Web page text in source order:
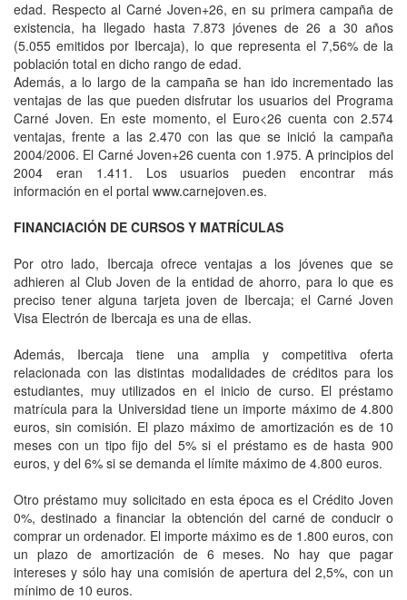
edad. Respecto al Carné Joven+26, en su primera campaña de
existencia, ha llegado hasta 7.873 jóvenes de 26 a 30 años
(5.055 emitidos por Ibercaja), lo que representa el 7,56% de la
población total en dicho rango de edad.
Además, a lo largo de la campaña se han ido incrementado las
ventajas de las que pueden disfrutar los usuarios del Programa
Carné Joven. En este momento, el Euro<26 cuenta con 2.574
ventajas, frente a las 2.470 con las que se inició la campaña
2004/2006. El Carné Joven+26 cuenta con 1.975. A principios del
2004 eran 1.411. Los usuarios pueden encontrar más
información en el portal www.carnejoven.es.
FINANCIACIÓN DE CURSOS Y MATRÍCULAS
Por otro lado, Ibercaja ofrece ventajas a los jóvenes que se
adhieren al Club Joven de la entidad de ahorro, para lo que es
preciso tener alguna tarjeta joven de Ibercaja; el Carné Joven
Visa Electrón de Ibercaja es una de ellas.
Además, Ibercaja tiene una amplia y competitiva oferta
relacionada con las distintas modalidades de créditos para los
estudiantes, muy utilizados en el inicio de curso. El préstamo
matrícula para la Universidad tiene un importe máximo de 4.800
euros, sin comisión. El plazo máximo de amortización es de 10
meses con un tipo fijo del 5% si el préstamo es de hasta 900
euros, y del 6% si se demanda el límite máximo de 4.800 euros.
Otro préstamo muy solicitado en esta época es el Crédito Joven
0%, destinado a financiar la obtención del carné de conducir o
comprar un ordenador. El importe máximo es de 1.800 euros, con
un plazo de amortización de 6 meses. No hay que pagar
intereses y sólo hay una comisión de apertura del 2,5%, con un
mínimo de 10 euros.